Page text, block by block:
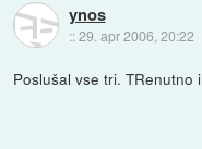
ynos
::29. apr 2006, 20:22
Poslušal vse tri. TRenutno